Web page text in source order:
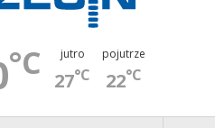
°C jutro
27°C
pojutrze
22°C